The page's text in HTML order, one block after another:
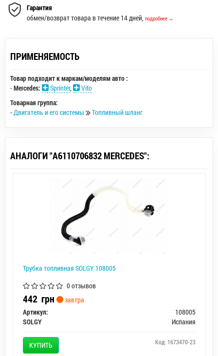
Гарантия
обмен/возврат товара в течение 14 дней, подробнее →
ПРИМЕНЯЕМОСТЬ
Товар подходит к маркам/моделям авто :
-Mercedes: Sprinter,
Vito
Товарная группа:
-Двигатель и его системы Топливный шланг
АНАЛОГИ "A6110706832 MERCEDES":
Трубка топливная SOLGY 108005
0 отзывов
442 грн
завтра
Артикул:
108005
SOLGY
Испания
КУПИТЬ Код: 1673470-23